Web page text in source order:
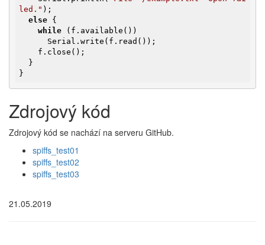
led." );
else {
while (f.available())
}
Zdrojový kód
Zdrojový kód se nachází na serveru GitHub.
spiffs_test01
spiffs_test02
spiffs_test03
21.05.2019